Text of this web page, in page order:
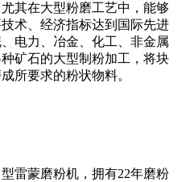
其在大型粉磨工艺中，能够
术、经济指标达到国际先进
电力、冶金、化工、非金属
矿石的大型制粉加工，将块
所要求的粉状物料。
雷蒙磨粉机，拥有22年磨粉